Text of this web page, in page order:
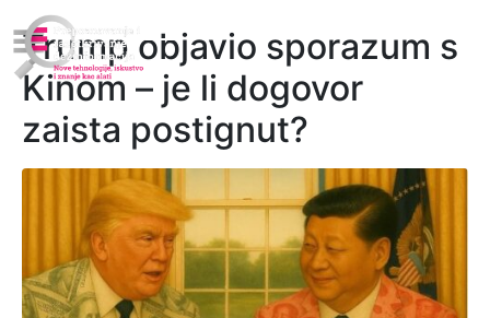
Trump objavio sporazum s
Kinom – je li dogovor
zaista postignut?